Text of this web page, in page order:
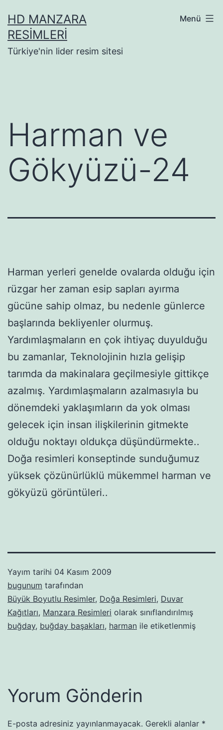
geçHD MANZARA
RESIMLERI
Türkiye'nin lider resim sitesi
Menü
Harman ve
Gökyüzü-24
Harman yerleri genelde ovalarda olduğu için
rüzgar her zaman esip sapları ayırma
gücüne sahip olmaz, bu nedenle günlerce
başlarında bekliyenler olurmuş.
Yardımlaşmaların en çok ihtiyaç duyulduğu
bu zamanlar, Teknolojinin hızla gelişip
tarımda da makinalara geçilmesiyle gittikçe
azalmış. Yardımlaşmaların azalmasıyla bu
dönemdeki yaklaşımların da yok olması
gelecek için insan ilişkilerinin gitmekte
olduğu noktayı oldukça düşündürmekte..
Doğa resimleri konseptinde sunduğumuz
yüksek çözünürlüklü mükemmel harman ve
gökyüzü görüntüleri..
Yayım tarihi 04 Kasım 2009
bugunum tarafından
Büyük Boyutlu Resimler, Doğa Resimleri, Duvar
Kağıtları, Manzara Resimleri olarak sınıflandırılmış
buğday, buğday başakları, harman ile etiketlenmiş
Yorum Gönderin
E-posta adresiniz yayınlanmayacak. Gerekli alanlar *